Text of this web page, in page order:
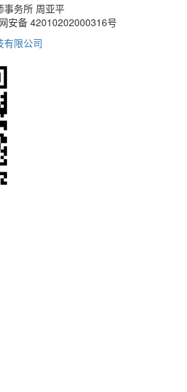
事务所 周亚平
安备 42010202000316号
有限公司